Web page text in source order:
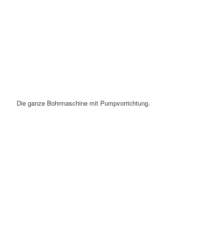
Die ganze Bohrmaschine mit Pumpvorrichtung.